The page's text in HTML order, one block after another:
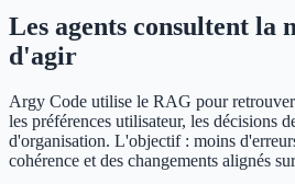
Les agents consultent la
d'agir
Argy Code utilise le RAG pour retrouver
les préférences utilisateur, les décisions
d'organisation. L'objectif : moins
cohérence et des changements alignés